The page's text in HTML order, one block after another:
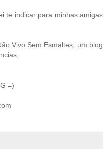
te indicar para minhas amigas
Vivo Sem Esmaltes, um blog
=)